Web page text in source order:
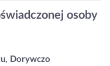
osoby
Dorywczo